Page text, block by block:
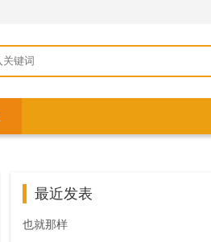
最近发表
也就那样